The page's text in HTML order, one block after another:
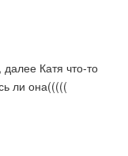
Катя что-то
ли она(((((